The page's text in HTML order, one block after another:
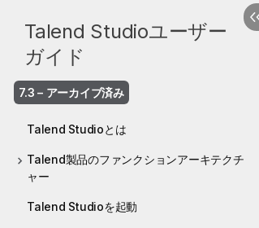
Talend Studioユーザー
ガイド
7.3 – アーカイブ済み
Talend Studioとは
Talend製品のファンクションアーキテクチ
ャー
Talend Studioを起動